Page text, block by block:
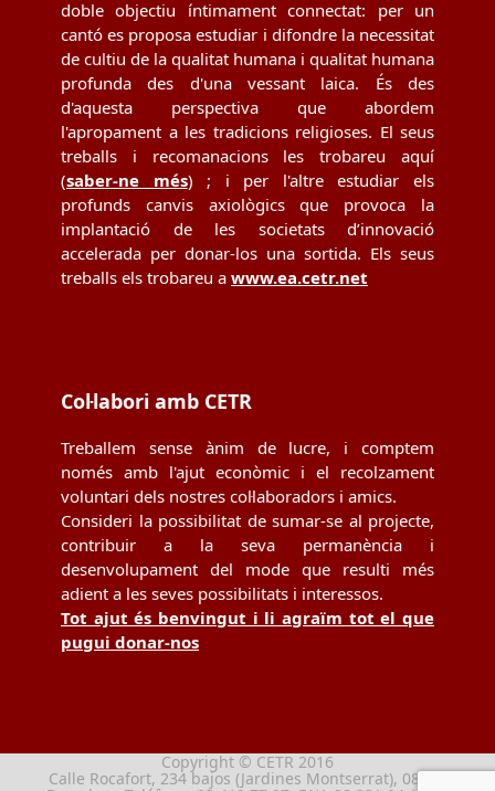
doble objectiu íntimament connectat: per un
cantó es proposa estudiar i difondre la necessitat
de cultiu de la qualitat humana i qualitat humana
profunda des d'una vessant laica. És des
d'aquesta perspectiva que abordem
l'apropament a les tradicions religioses. El seus
treballs i recomanacions les trobareu aquí
(saber-ne més) ; i per l'altre estudiar els
profunds canvis axiològics que provoca la
implantació de les societats d’innovació
accelerada per donar-los una sortida. Els seus
treballs els trobareu a www.ea.cetr.net
Col·labori amb CETR
Treballem sense ànim de lucre, i comptem
només amb l'ajut econòmic i el recolzament
voluntari dels nostres col·laboradors i amics.
Consideri la possibilitat de sumar-se al projecte,
contribuir a la seva permanència i
desenvolupament del mode que resulti més
adient a les seves possibilitats i interessos.
Tot ajut és benvingut i li agraïm tot el que
pugui donar-nos
Copyright © CETR 2016
Calle Rocafort, 234 bajos (Jardines Montserrat), 08029